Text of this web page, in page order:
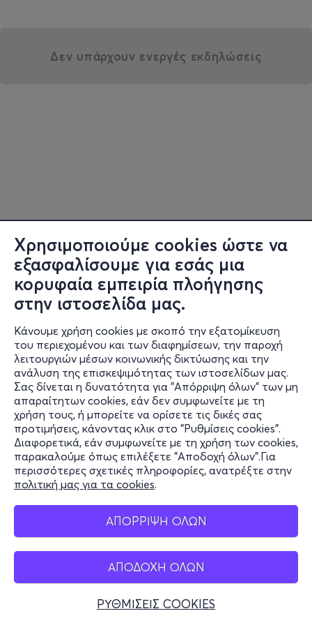
Χρησιμοποιούμε cookies ώστε να
εξασφαλίσουμε για εσάς μια
κορυφαία εμπειρία πλοήγησης
στην ιστοσελίδα μας.
Κάνουμε χρήση cookies με σκοπό την εξατομίκευση
του περιεχομένου και των διαφημίσεων, την παροχή
λειτουργιών μέσων κοινωνικής δικτύωσης και την
ανάλυση της επισκεψιμότητας των ιστοσελίδων μας.
Σας δίνεται η δυνατότητα για "Απόρριψη όλων" των μη
απαραίτητων cookies, εάν δεν συμφωνείτε με τη
χρήση τους, ή μπορείτε να ορίσετε τις δικές σας
προτιμήσεις, κάνοντας κλικ στο "Ρυθμίσεις cookies".
Διαφορετικά, εάν συμφωνείτε με τη χρήση των cookies,
παρακαλούμε όπως επιλέξετε "Αποδοχή όλων".Για
περισσότερες σχετικές πληροφορίες, ανατρέξτε στην
πολιτική μας για τα cookies.
ΑΠΟΡΡΙΨΗ ΟΛΩΝ
ΑΠΟΔΟΧΗ ΟΛΩΝ
ΡΥΘΜΙΣΕΙΣ COOKIES
Δεν υπάρχουν ενεργές εκδηλώσεις